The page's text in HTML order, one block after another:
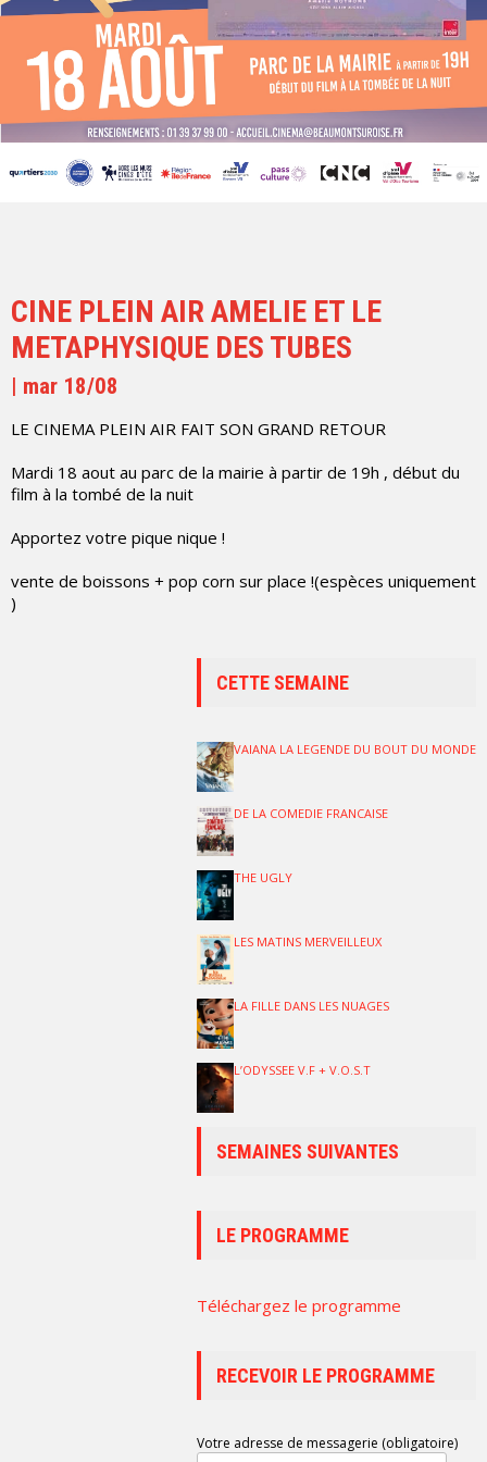
CINE PLEIN AIR AMELIE ET LE
METAPHYSIQUE DES TUBES
| mar 18/08
LE CINEMA PLEIN AIR FAIT SON GRAND RETOUR
Mardi 18 aout au parc de la mairie à partir de 19h , début du
film à la tombé de la nuit
Apportez votre pique nique !
vente de boissons + pop corn sur place !(espèces uniquement
)
CETTE SEMAINE
VAIANA LA LEGENDE DU BOUT DU MONDE
DE LA COMEDIE FRANCAISE
THE UGLY
LES MATINS MERVEILLEUX
LA FILLE DANS LES NUAGES
L’ODYSSEE V.F + V.O.S.T
SEMAINES SUIVANTES
LE PROGRAMME
Téléchargez le programme
RECEVOIR LE PROGRAMME
Votre adresse de messagerie (obligatoire)